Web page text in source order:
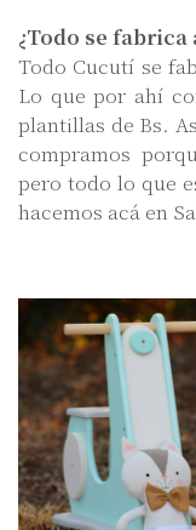
¿Todo se fabrica
Todo Cucutí se
Lo que por ahí
plantillas de Bs.
compramos
pero todo lo que
hacemos acá en